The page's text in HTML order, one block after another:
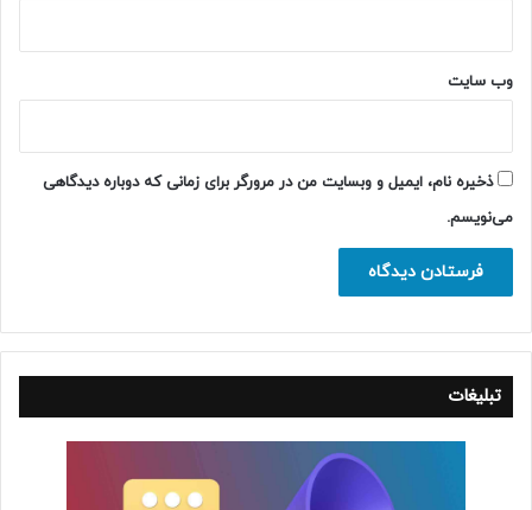
وب‌ سایت
ذخیره نام، ایمیل و وبسایت من در مرورگر برای زمانی که دوباره دیدگاهی
می‌نویسم.
تبلیغات